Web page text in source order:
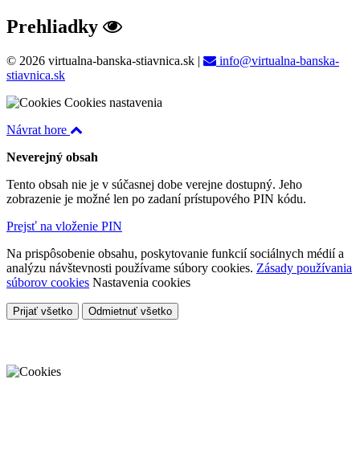
Prehliadky
© 2026 virtualna-banska-stiavnica.sk |
info@virtualna-banska-
stiavnica.sk
Cookies nastavenia
Návrat hore
Neverejný obsah
Tento obsah nie je v súčasnej dobe verejne dostupný. Jeho
zobrazenie je možné len po zadaní prístupového PIN kódu.
Prejsť na vloženie PIN
Na prispôsobenie obsahu, poskytovanie funkcií sociálnych médií a
analýzu návštevnosti používame súbory cookies. Zásady používania
súborov cookies Nastavenia cookies
Prijať všetko Odmietnuť všetko